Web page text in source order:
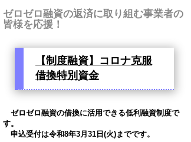
ゼロゼロ融資の返済に取り組む事業者の
皆様を応援！
【制度融資】コロナ克服
借換特別資金
ゼロゼロ融資の借換に活用できる低利融資制度で
す。
申込受付は令和8年3月31日(火)までです。